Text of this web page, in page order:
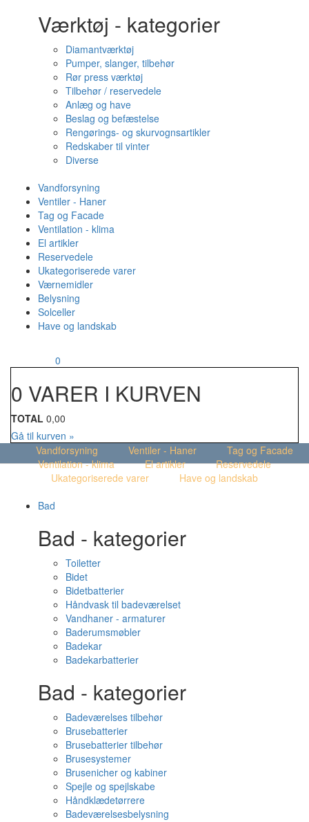
Værktøj - kategorier
Diamantværktøj
Pumper, slanger, tilbehør
Rør press værktøj
Tilbehør / reservedele
Anlæg og have
Beslag og befæstelse
Rengørings- og skurvognsartikler
Redskaber til vinter
Diverse
Vandforsyning
Ventiler - Haner
Tag og Facade
Ventilation - klima
El artikler
Reservedele
Ukategoriserede varer
Værnemidler
Belysning
Solceller
Have og landskab
0
0 VARER I KURVEN
TOTAL 0,00
Gå til kurven »
Vandforsyning
Ventiler - Haner
Tag og Facade
Ventilation - klima
El artikler
Reservedele
Ukategoriserede varer
Have og landskab
Bad
Bad - kategorier
Toiletter
Bidet
Bidetbatterier
Håndvask til badeværelset
Vandhaner - armaturer
Baderumsmøbler
Badekar
Badekarbatterier
Bad - kategorier
Badeværelses tilbehør
Brusebatterier
Brusebatterier tilbehør
Brusesystemer
Brusenicher og kabiner
Spejle og spejlskabe
Håndklædetørrere
Badeværelsesbelysning